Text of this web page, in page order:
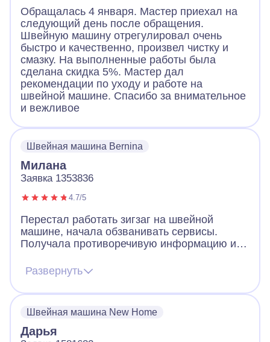
Обращалась 4 января. Мастер приехал на
следующий день после обращения.
Швейную машину отрегулировал очень
быстро и качественно, произвел чистку и
смазку. На выполненные работы была
сделана скидка 5%. Мастер дал
рекомендации по уходу и работе на
швейной машине. Спасибо за внимательное
и вежливое
Швейная машина Bernina
Милана
Заявка 1353836
4.7/5
Перестал работать зигзаг на швейной
машине, начала обзванивать сервисы.
Получала противоречивую информацию и
что поломка скорее всего серьезная и
ничего нельзя сделать, так как машина
старая. В результате приняла решение
Айсберг" и не прогадала! 7 апреля пришел
вежливый мастер, все сделал, почистил,
Развернуть
Швейная машина New Home
Дарья